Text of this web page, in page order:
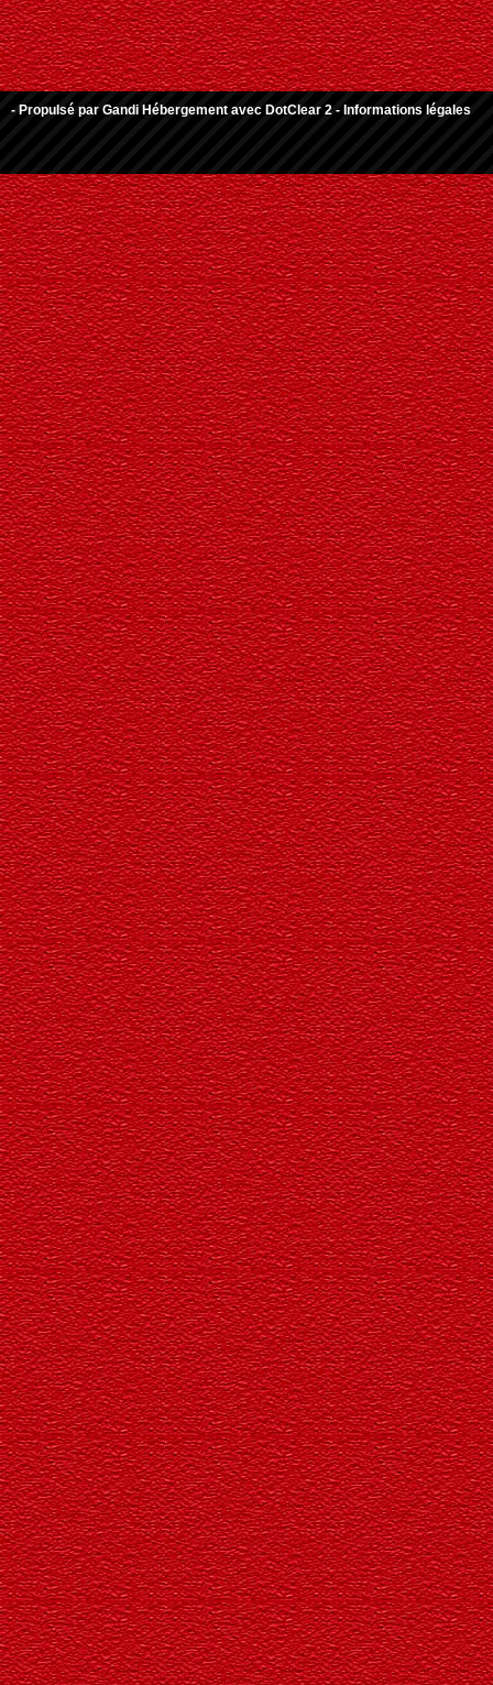
- Propulsé par Gandi Hébergement avec DotClear 2 - Informations légales